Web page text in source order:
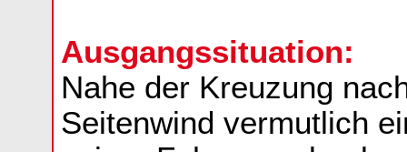
Ausgangssituation:
Nahe der Kreuzung
Seitenwind vermutlich